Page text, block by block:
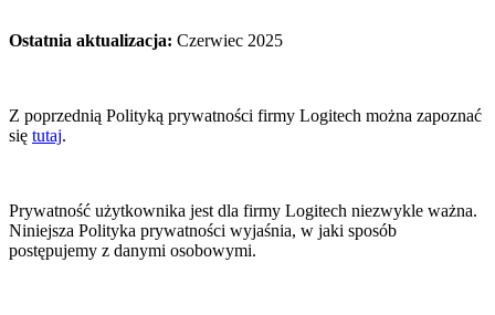
Ostatnia aktualizacja: Czerwiec 2025
Z poprzednią Polityką prywatności firmy Logitech można zapoznać
się tutaj.
Prywatność użytkownika jest dla firmy Logitech niezwykle ważna.
Niniejsza Polityka prywatności wyjaśnia, w jaki sposób
postępujemy z danymi osobowymi.